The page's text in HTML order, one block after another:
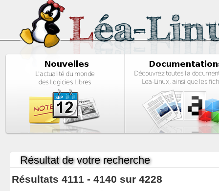
Résultat de votre recherche
Résultats 4111 - 4140 sur 4228